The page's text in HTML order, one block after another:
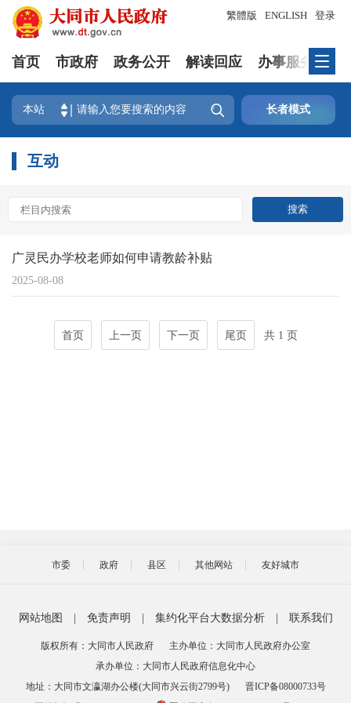
登录
繁體版 ENGLISH
首页 市政府 政务公开 解读回应 办事服务
本站  长者模式
互动
广灵民办学校老师如何申请教龄补贴
2025-08-08
首页 上一页 下一页 尾页 共 1 页
市委 政府 县区 其他网站 友好城市
网站地图 免责声明 集约化平台大数据分析 联系我们
版权所有：大同市人民政府
主办单位：大同市人民政府办公室
承办单位：大同市人民政府信息化中心
地址：大同市文瀛湖办公楼(大同市兴云街2799号)
晋ICP备08000733号